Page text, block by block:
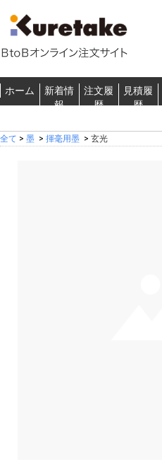
ホーム
新着情
報
注文履
歴
見積履
歴
全て > 墨 > 揮毫用墨 > 玄光